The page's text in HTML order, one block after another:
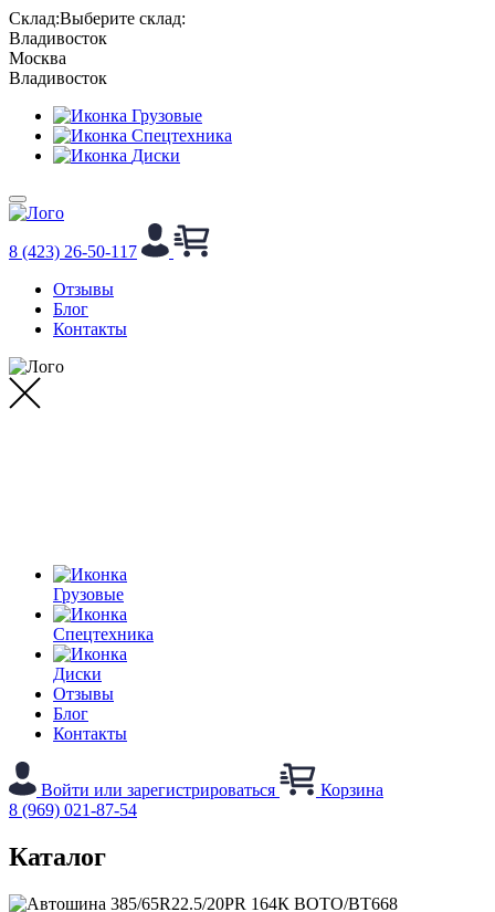
Cклад:Выберите склад:
Владивосток
Москва
Владивосток
Грузовые
Спецтехника
Диски
8 (423) 26-50-117
Отзывы
Блог
Контакты
Грузовые
Спецтехника
Диски
Отзывы
Блог
Контакты
Войти или зарегистрироваться
Корзина
8 (969) 021-87-54
Каталог